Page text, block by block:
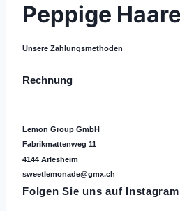
Peppige Haare
Unsere Zahlungsmethoden
Rechnung
Lemon Group GmbH
Fabrikmattenweg 11
4144 Arlesheim
sweetlemonade@gmx.ch
Folgen Sie uns auf Instagram